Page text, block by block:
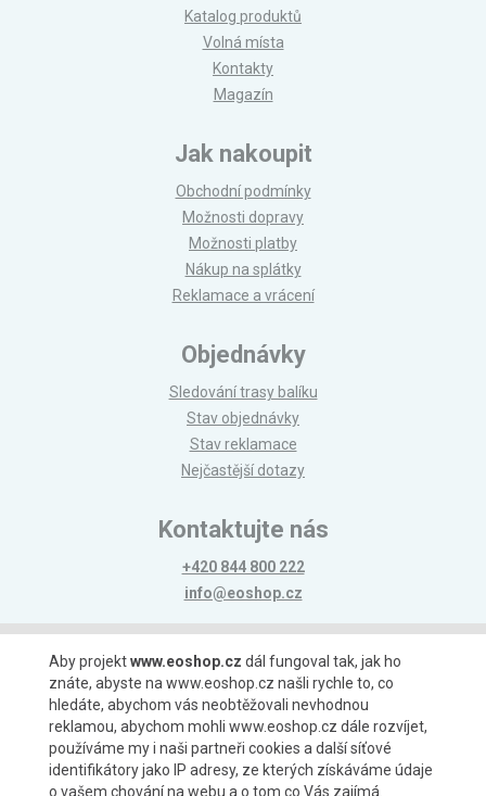
Katalog produktů
Volná místa
Kontakty
Magazín
Jak nakoupit
Obchodní podmínky
Možnosti dopravy
Možnosti platby
Nákup na splátky
Reklamace a vrácení
Objednávky
Sledování trasy balíku
Stav objednávky
Stav reklamace
Nejčastější dotazy
Kontaktujte nás
+420 844 800 222
info@eoshop.cz
Možnosti platby
Možnosti dopravy
Aby projektwww.eoshop.cz dál fungoval tak, jak ho
znáte, abyste na www.eoshop.cz našli rychle to, co
hledáte, abychom vás neobtěžovali nevhodnou
reklamou, abychom mohli www.eoshop.cz dále rozvíjet,
používáme my i naši partneři cookies a další síťové
identifikátory jako IP adresy, ze kterých získáváme údaje
o vašem chování na webu a o tom co Vás zajímá.